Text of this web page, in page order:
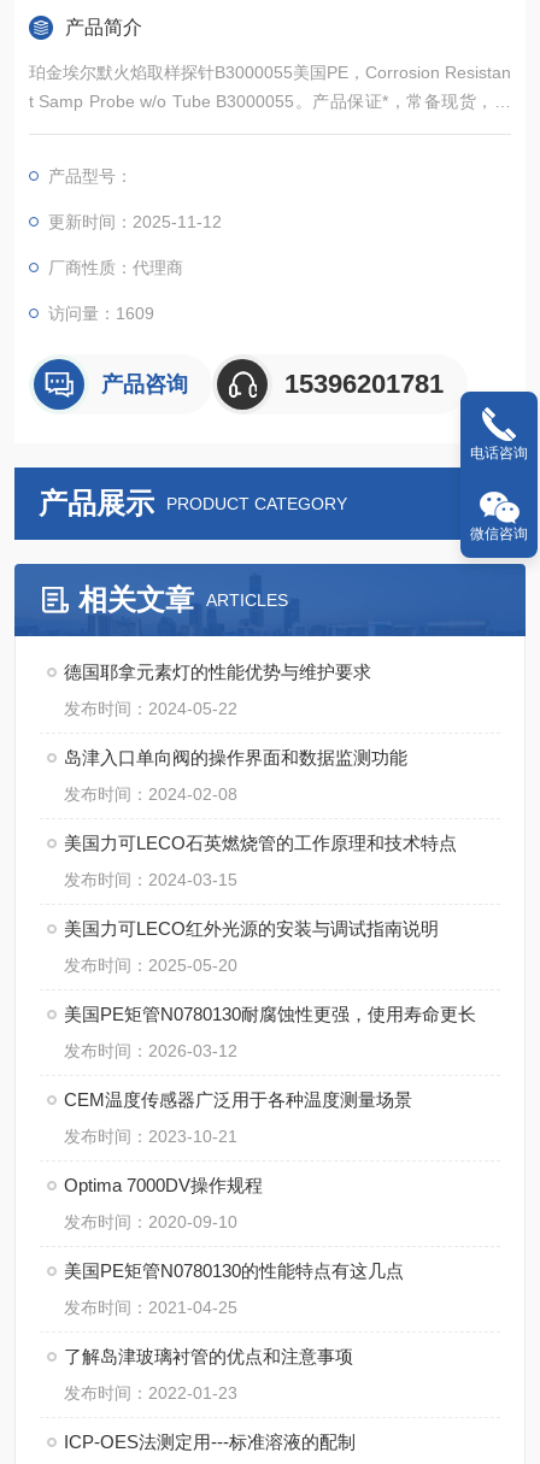
产品简介
珀金埃尔默火焰取样探针B3000055美国PE，Corrosion Resistan
t Samp Probe w/o Tube B3000055。产品保证*，常备现货，欢
迎新老顾客详询
产品型号：
更新时间：2025-11-12
厂商性质：代理商
访问量：1609
产品咨询 15396201781
产品展示 PRODUCT CATEGORY
相关文章 ARTICLES
德国耶拿元素灯的性能优势与维护要求
发布时间：2024-05-22
岛津入口单向阀的操作界面和数据监测功能
发布时间：2024-02-08
美国力可LECO石英燃烧管的工作原理和技术特点
发布时间：2024-03-15
美国力可LECO红外光源的安装与调试指南说明
发布时间：2025-05-20
美国PE矩管N0780130耐腐蚀性更强，使用寿命更长
发布时间：2026-03-12
CEM温度传感器广泛用于各种温度测量场景
发布时间：2023-10-21
Optima 7000DV操作规程
发布时间：2020-09-10
美国PE矩管N0780130的性能特点有这几点
发布时间：2021-04-25
了解岛津玻璃衬管的优点和注意事项
发布时间：2022-01-23
ICP-OES法测定用---标准溶液的配制
电话咨询
微信咨询